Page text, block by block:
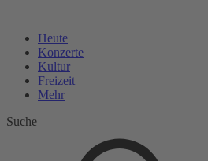
Heute
Konzerte
Kultur
Freizeit
Mehr
Suche